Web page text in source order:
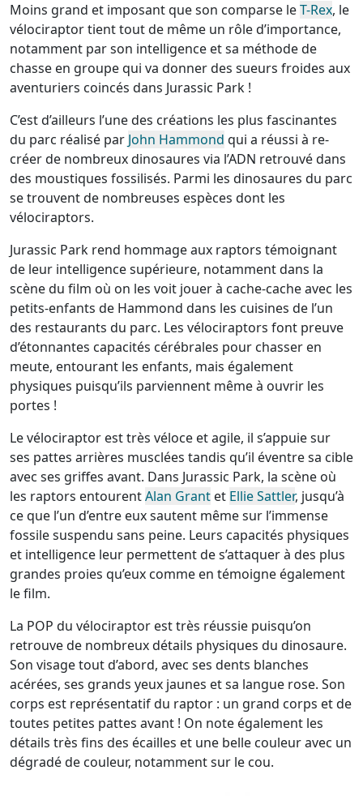
Moins grand et imposant que son comparse leT-Rex, le
vélociraptor tient tout de même un rôle d’importance,
notamment par son intelligence et sa méthode de
chasse en groupe qui va donner des sueurs froides aux
aventuriers coincés dans Jurassic Park !
C’est d’ailleurs l’une des créations les plus fascinantes
du parc réalisé par John Hammond qui a réussi à re-
créer de nombreux dinosaures via l’ADN retrouvé dans
des moustiques fossilisés. Parmi les dinosaures du parc
se trouvent de nombreuses espèces dont les
vélociraptors.
Jurassic Park rend hommage aux raptors témoignant
de leur intelligence supérieure, notamment dans la
scène du film où on les voit jouer à cache-cache avec les
petits-enfants de Hammond dans les cuisines de l’un
des restaurants du parc. Les vélociraptors font preuve
d’étonnantes capacités cérébrales pour chasser en
meute, entourant les enfants, mais également
physiques puisqu’ils parviennent même à ouvrir les
portes !
Le vélociraptor est très véloce et agile, il s’appuie sur
ses pattes arrières musclées tandis qu’il éventre sa cible
avec ses griffes avant. Dans Jurassic Park, la scène où
les raptors entourentAlan Grant et Ellie Sattler, jusqu’à
ce que l’un d’entre eux sautent même sur l’immense
fossile suspendu sans peine. Leurs capacités physiques
et intelligence leur permettent de s’attaquer à des plus
grandes proies qu’eux comme en témoigne également
le film.
La POP du vélociraptor est très réussie puisqu’on
retrouve de nombreux détails physiques du dinosaure.
Son visage tout d’abord, avec ses dents blanches
acérées, ses grands yeux jaunes et sa langue rose. Son
corps est représentatif du raptor : un grand corps et de
toutes petites pattes avant ! On note également les
détails très fins des écailles et une belle couleur avec un
dégradé de couleur, notamment sur le cou.